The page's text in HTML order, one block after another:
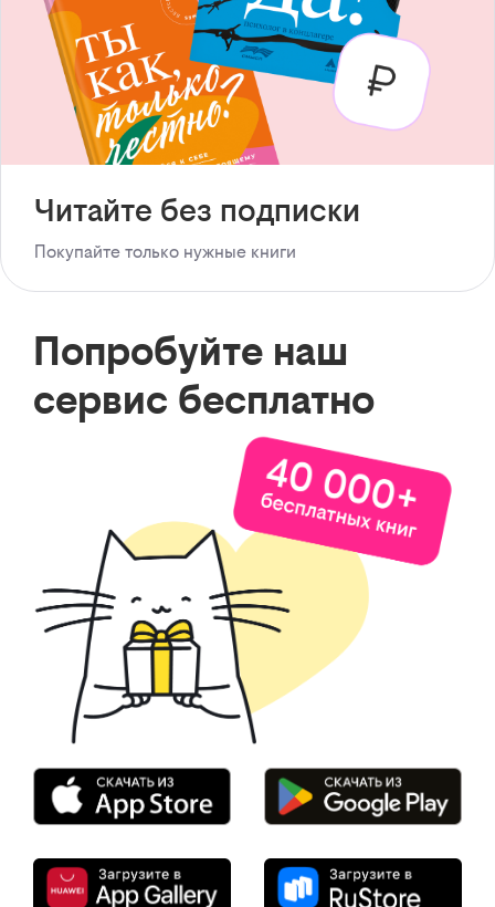
Читайте без подписки
Покупайте только нужные книги
Попробуйте наш
сервис бесплатно